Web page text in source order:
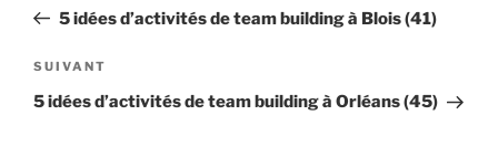
l’article
précédent
5 idées d’activités de team building à Blois (41)
Article
suivant
SUIVANT
5 idées d’activités de team building à Orléans (45)